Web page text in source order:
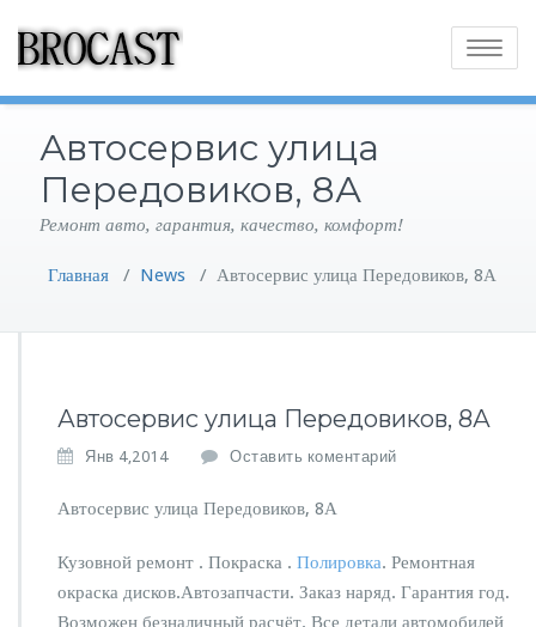
Toggle
Автосервис улица
Передовиков, 8А
Ремонт авто, гарантия, качество, комфорт!
Главная / News / Автосервис улица Передовиков, 8А
Автосервис улица Передовиков, 8А
Янв 4,2014 Оставить коментарий
Автосервис улица Передовиков, 8А
Кузовной ремонт . Покраска . Полировка. Ремонтная
окраска дисков.Автозапчасти. Заказ наряд. Гарантия год.
Возможен безналичный расчёт. Все детали автомобилей